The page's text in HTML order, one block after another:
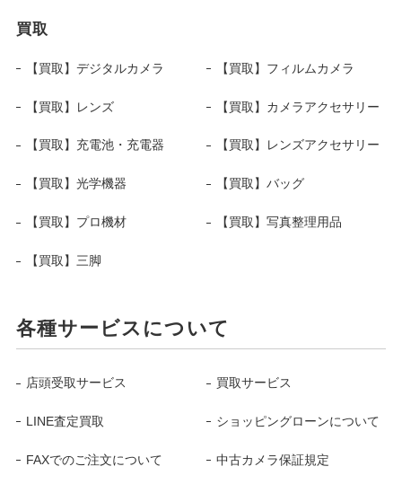
買取
【買取】デジタルカメラ 【買取】フィルムカメラ
【買取】レンズ 【買取】カメラアクセサリー
【買取】充電池・充電器 【買取】レンズアクセサリー
【買取】光学機器 【買取】バッグ
【買取】プロ機材 【買取】写真整理用品
【買取】三脚
各種サービスについて
店頭受取サービス 買取サービス
LINE査定買取 ショッピングローンについて
FAXでのご注文について 中古カメラ保証規定